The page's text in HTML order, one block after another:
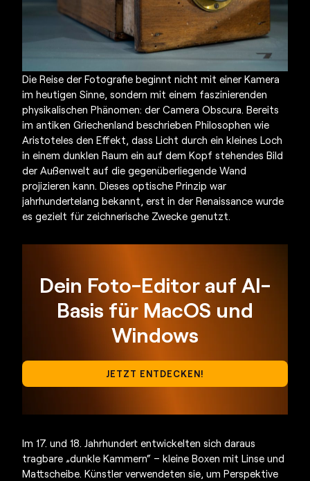
Die Reise der Fotografie beginnt nicht mit einer Kamera
im heutigen Sinne, sondern mit einem faszinierenden
physikalischen Phänomen: der Camera Obscura. Bereits
im antiken Griechenland beschrieben Philosophen wie
Aristoteles den Effekt, dass Licht durch ein kleines Loch
in einem dunklen Raum ein auf dem Kopf stehendes Bild
der Außenwelt auf die gegenüberliegende Wand
projizieren kann. Dieses optische Prinzip war
jahrhundertelang bekannt, erst in der Renaissance wurde
es gezielt für zeichnerische Zwecke genutzt.
Dein Foto-Editor auf AI-
Basis für MacOS und
Windows
JETZT ENTDECKEN!
Im 17. und 18. Jahrhundert entwickelten sich daraus
tragbare „dunkle Kammern“ – kleine Boxen mit Linse und
Mattscheibe. Künstler verwendeten sie, um Perspektive